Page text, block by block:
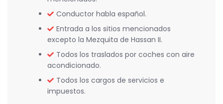
Conductor habla español.
Entrada a los sitios mencionados
excepto la Mezquita de Hassan II.
Todos los traslados por coches con aire
acondicionado.
Todos los cargos de servicios e
impuestos.